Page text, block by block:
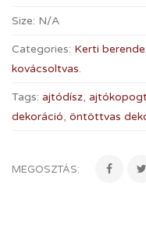
Size: N/A
Categories: Kerti
kovácsoltvas.
Tags: ajtódísz,
dekoráció, öntöttvas
MEGOSZTÁS: